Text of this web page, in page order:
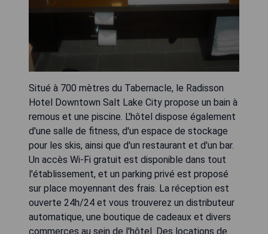
Situé à 700 mètres du Tabernacle, le Radisson
Hotel Downtown Salt Lake City propose un bain à
remous et une piscine. L'hôtel dispose également
d'une salle de fitness, d'un espace de stockage
pour les skis, ainsi que d'un restaurant et d'un bar.
Un accès Wi-Fi gratuit est disponible dans tout
l'établissement, et un parking privé est proposé
sur place moyennant des frais. La réception est
ouverte 24h/24 et vous trouverez un distributeur
automatique, une boutique de cadeaux et divers
commerces au sein de l'hôtel. Des locations de